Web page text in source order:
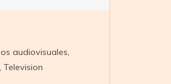
audiovisuales,
, Television